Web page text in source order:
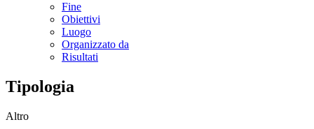
Fine
Obiettivi
Luogo
Organizzato da
Risultati
Tipologia
Altro